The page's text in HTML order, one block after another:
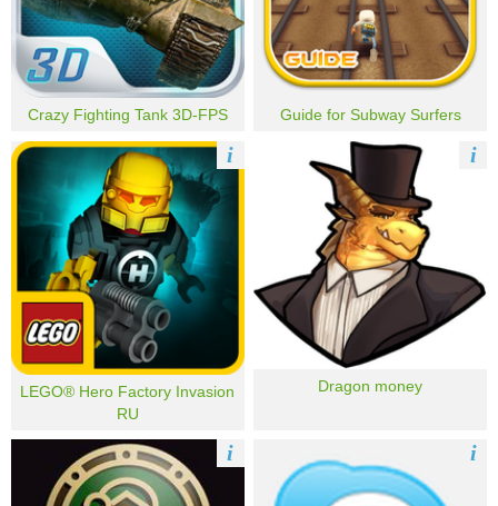
Crazy Fighting Tank 3D-FPS Guide for Subway Surfers
LEGO® Hero Factory Invasion
RU
i
Dragon money
i
i i